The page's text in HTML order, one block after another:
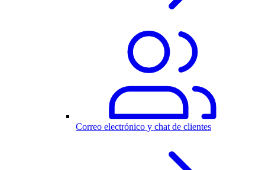
Correo electrónico y chat de clientes